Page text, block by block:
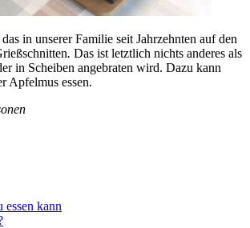
in unserer Familie seit Jahrzehnten auf den
. Das ist letztlich nichts anderes als
in Scheiben angebraten wird. Dazu kann
Apfelmus essen.
essen kann